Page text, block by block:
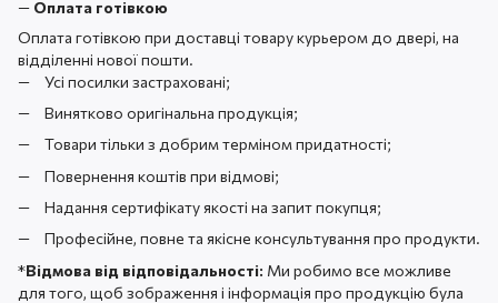
— Оплата готівкою
Оплата готівкою при доставці товару курьером до двері, на
відділенні нової пошти.
Усі посилки застраховані;
Винятково оригінальна продукція;
Товари тільки з добрим терміном придатності;
Повернення коштів при відмові;
Надання сертифікату якості на запит покупця;
Професійне, повне та якісне консультування про продукти.
*Відмова від відповідальності: Ми робимо все можливе
для того, щоб зображення і інформація про продукцію була